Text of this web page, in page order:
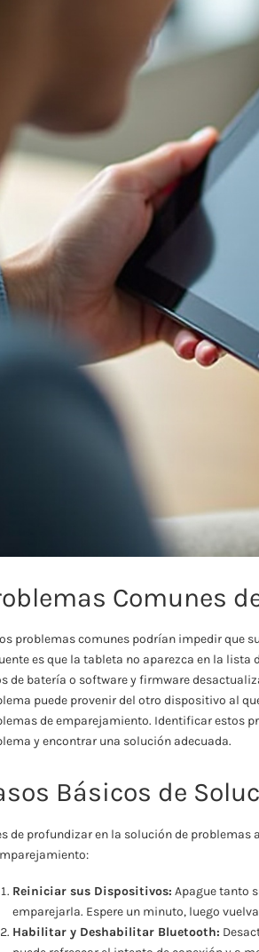
Comunes
problemas comunes podrían impedir que
es que la tableta no aparezca en la
de batería o software y firmware
puede provenir del otro dispositivo al
de emparejamiento. Identificar estos
y encontrar una solución adecuada.
Básicos de
de profundizar en la solución de problemas
Reiniciar sus Dispositivos: Apague tanto
emparejarla. Espere un minuto, luego
Habilitar y Deshabilitar Bluetooth: